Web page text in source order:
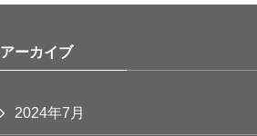
アーカイブ
2024年7月